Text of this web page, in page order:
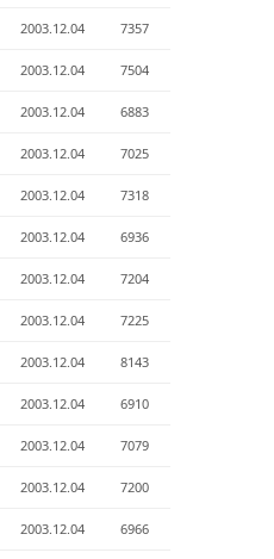
2003.12.04 7357
2003.12.04 7504
2003.12.04 6883
2003.12.04 7025
2003.12.04 7318
2003.12.04 6936
2003.12.04 7204
2003.12.04 7225
2003.12.04 8143
2003.12.04 6910
2003.12.04 7079
2003.12.04 7200
2003.12.04 6966